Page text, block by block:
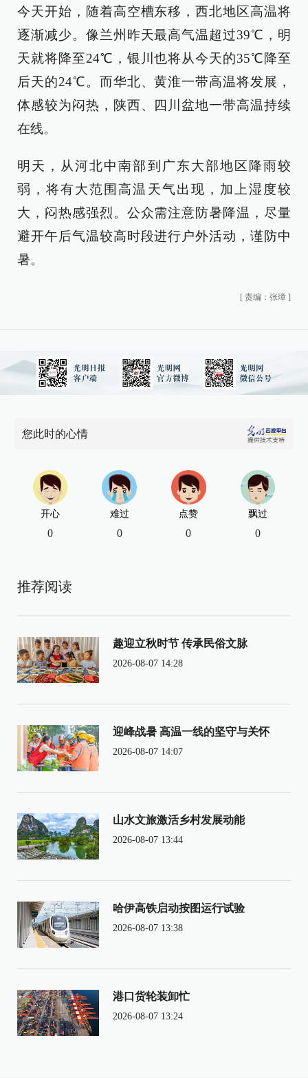
今天开始，随着高空槽东移，西北地区高温将
逐渐减少。像兰州昨天最高气温超过39℃，明
天就将降至24℃，银川也将从今天的35℃降至
后天的24℃。而华北、黄淮一带高温将发展，
体感较为闷热，陕西、四川盆地一带高温持续
在线。
明天，从河北中南部到广东大部地区降雨较
弱，将有大范围高温天气出现，加上湿度较
大，闷热感强烈。公众需注意防暑降温，尽量
避开午后气温较高时段进行户外活动，谨防中
暑。
[ 责编：张璋 ]
您此时的心情
开心
0
难过
0
点赞
0
飘过
0
推荐阅读
趣迎立秋时节 传承民俗文脉
2026-08-07 14:28
迎峰战暑 高温一线的坚守与关怀
2026-08-07 14:07
山水文旅激活乡村发展动能
2026-08-07 13:44
哈伊高铁启动按图运行试验
2026-08-07 13:38
港口货轮装卸忙
2026-08-07 13:24